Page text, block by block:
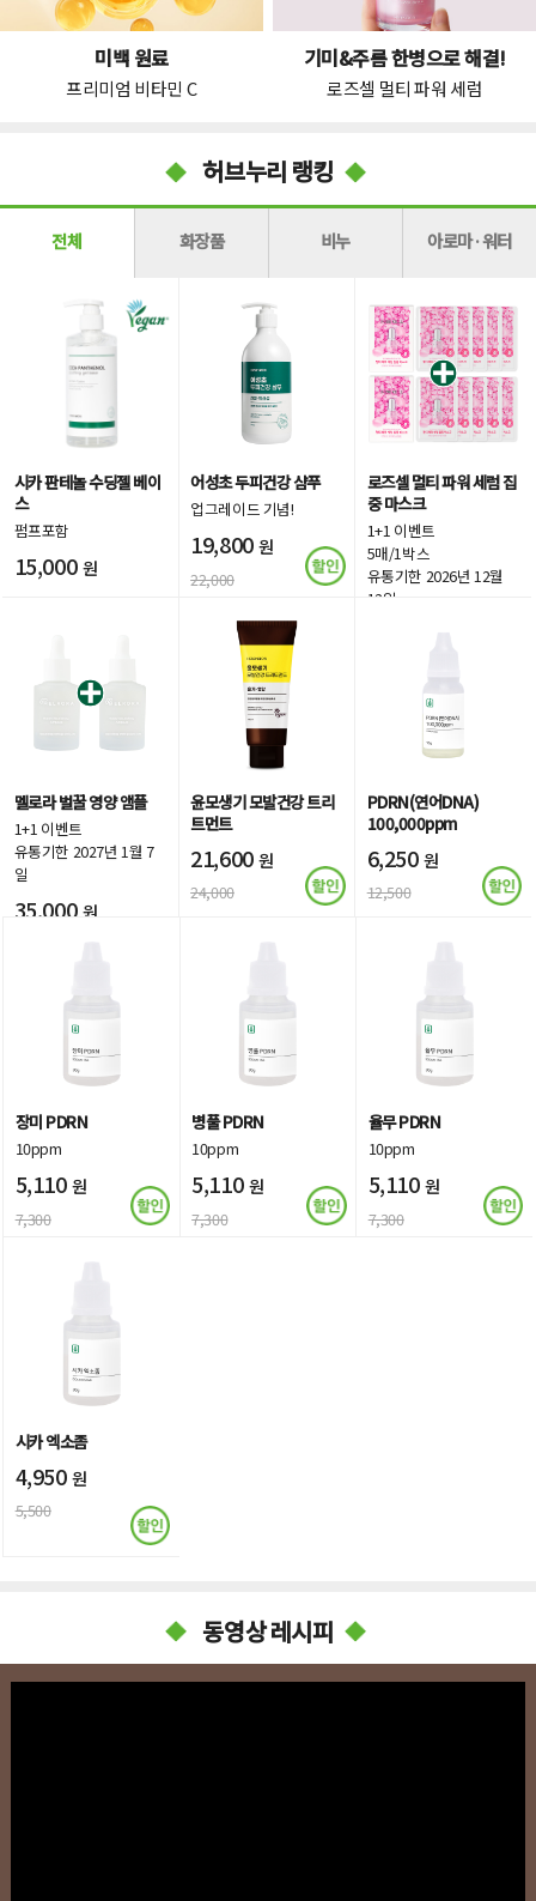
미백 원료
프리미엄 비타민 C
기미&주름 한병으로 해결!
로즈셀 멀티 파워 세럼
허브누리 랭킹
전체 화장품 비누 아로마·워터
시카 판테놀 수딩젤 베이
스
펌프포함
15,000 원
어성초 두피건강 샴푸
업그레이드 기념!
19,800 원
22,000
로즈셀 멀티 파워 세럼 집
중 마스크
1+1 이벤트
5매/1박스
유통기한 2026년 12월
12일
멜로라 벌꿀 영양 앰플
1+1 이벤트
유통기한 2027년 1월 7
일
35,000 원
윤모생기 모발건강 트리
트먼트
21,600 원
24,000
PDRN(연어DNA)
100,000ppm
6,250 원
12,500
장미 PDRN
10ppm
5,110 원
7,300
병풀 PDRN
10ppm
5,110 원
7,300
율무 PDRN
10ppm
5,110 원
7,300
시카 엑소좀
4,950 원
5,500
동영상 레시피